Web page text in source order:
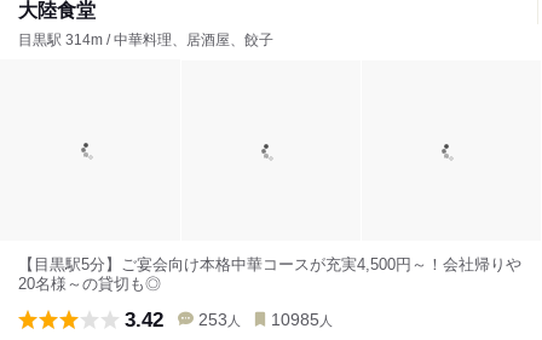
大陸食堂
目黒駅 314m / 中華料理、居酒屋、餃子
【目黒駅5分】ご宴会向け本格中華コースが充実4,500円～！会社帰りや
20名様～の貸切も◎
3.42 253 人 10985 人